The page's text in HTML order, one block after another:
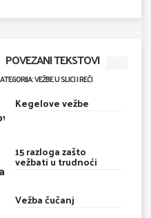
POVEZANI TEKSTOVI
VEŽBE U SLICI I REČI
Kegelove vežbe
15 razloga zašto
vežbati u trudnoći
Vežba čučanj